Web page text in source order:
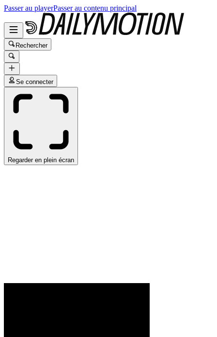
Passer au playerPasser au contenu principal
Rechercher
Se connecter
Regarder en plein écran